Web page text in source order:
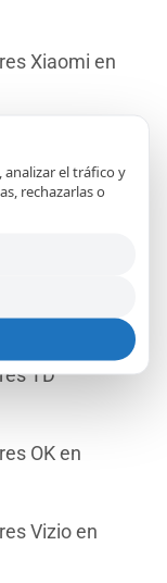
Xiaomi en
Toshiba en
TCL en
Selecline en
TD
OK en
Vizio en
analizar el tráfico y
rechazarlas o